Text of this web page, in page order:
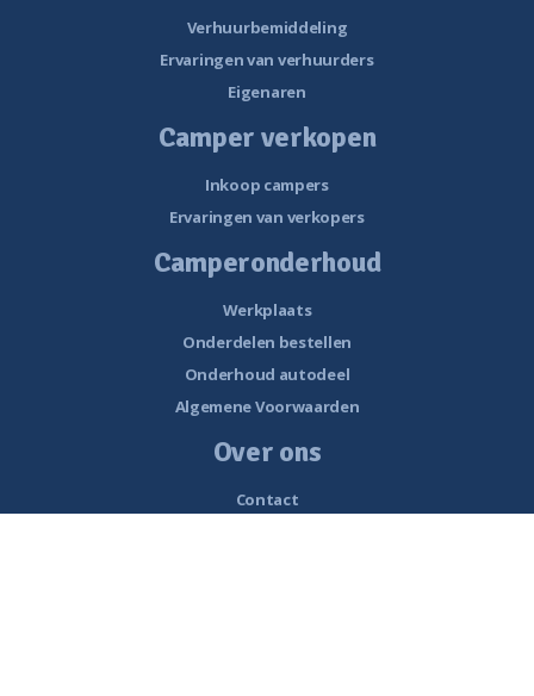
Verhuurbemiddeling
Ervaringen van verhuurders
Eigenaren
Camper verkopen
Inkoop campers
Ervaringen van verkopers
Camperonderhoud
Werkplaats
Onderdelen bestellen
Onderhoud autodeel
Algemene Voorwaarden
Over ons
Contact